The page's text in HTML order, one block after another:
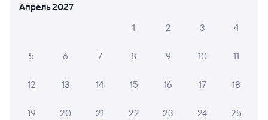
Апрель 2027
1
2 3 4
5 6 7 8 9 10 11
12 13 14 15 16 17 18
19 20 21 22 23 24 25